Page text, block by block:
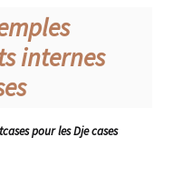
instrument
internes
pour les Dje cases